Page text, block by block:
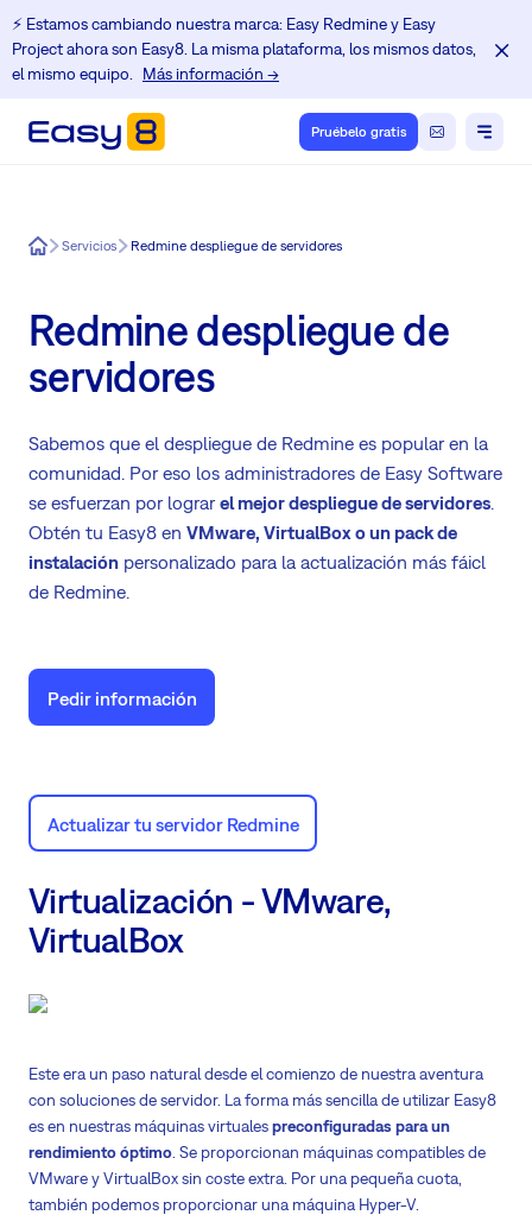
⚡️ Estamos cambiando nuestra marca: Easy Redmine y Easy
Project ahora son Easy8. La misma plataforma, los mismos datos,
el mismo equipo.
Más información →
Pruébelo gratis
Easy8Servicios Redmine despliegue de servidores
Redmine despliegue de
servidores
Sabemos que el despliegue de Redmine es popular en la
comunidad. Por eso los administradores de Easy Software
se esfuerzan por lograrel mejor despliegue de servidores.
Obtén tu Easy8 en VMware, VirtualBox o un pack de
instalación personalizado para la actualización más fáicl
de Redmine.
Pedir información
Actualizar tu servidor Redmine
Virtualización - VMware,
VirtualBox
Este era un paso natural desde el comienzo de nuestra aventura
con soluciones de servidor. La forma más sencilla de utilizar Easy8
es en nuestras máquinas virtualespreconfiguradas para un
rendimiento óptimo . Se proporcionan máquinas compatibles de
VMware y VirtualBox sin coste extra. Por una pequeña cuota,
también podemos proporcionar una máquina Hyper-V.